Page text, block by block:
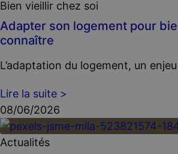
Bien vieillir chez soi
Adapter son logement pour
connaître
L’adaptation du logement, un
Lire la suite >
08/06/2026
Actualités